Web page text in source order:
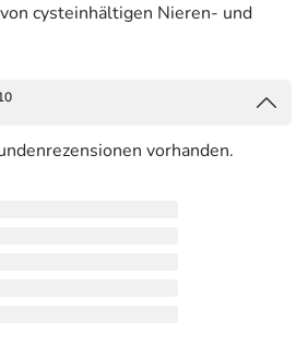
cysteinhältigen Nieren- und
vorhanden.